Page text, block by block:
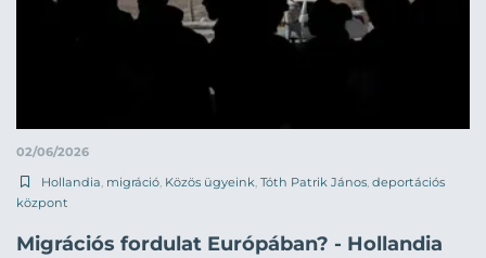
02/06/2026
Hollandia, migráció, Közös ügyeink, Tóth Patrik János, deportációs
központ
Migrációs fordulat Európában? - Hollandia